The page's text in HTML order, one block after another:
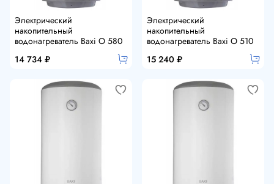
Электрический
накопительный
водонагреватель Baxi O 580
14 734 ₽
Электрический
накопительный
водонагреватель Baxi O 510
15 240 ₽